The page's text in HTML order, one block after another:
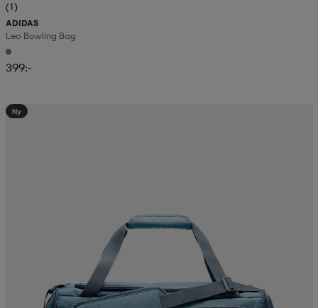
(1)
ADIDAS
Leo Bowling Bag
399:-
Ny